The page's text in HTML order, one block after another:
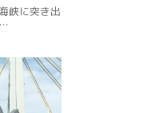
峡に突き出